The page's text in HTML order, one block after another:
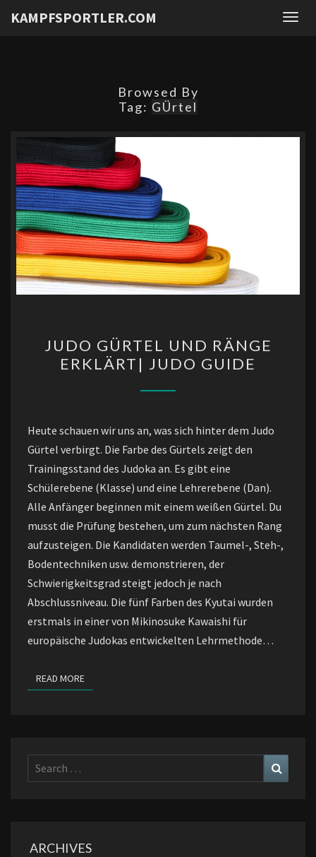
KAMPFSPORTLER.COM
Browsed By
Tag: GÜrtel
GÜRTEL
UND
RÄNGE
JUDO
GUIDE
JUDO GÜRTEL UND RÄNGE
ERKLÄRT| JUDO GUIDE
Heute schauen wir uns an, was sich hinter dem Judo
Gürtel verbirgt. Die Farbe des Gürtels zeigt den
Trainingsstand des Judoka an. Es gibt eine
Schülerebene (Klasse) und eine Lehrerebene (Dan).
Alle Anfänger beginnen mit einem weißen Gürtel. Du
musst die Prüfung bestehen, um zum nächsten Rang
aufzusteigen. Die Kandidaten werden Taumel-, Steh-,
Bodentechniken usw. demonstrieren, der
Schwierigkeitsgrad steigt jedoch je nach
Abschlussniveau. Die fünf Farben des Kyutai wurden
erstmals in einer von Mikinosuke Kawaishi für
europäische Judokas entwickelten Lehrmethode…
READ MORE
Search
for:
ARCHIVES